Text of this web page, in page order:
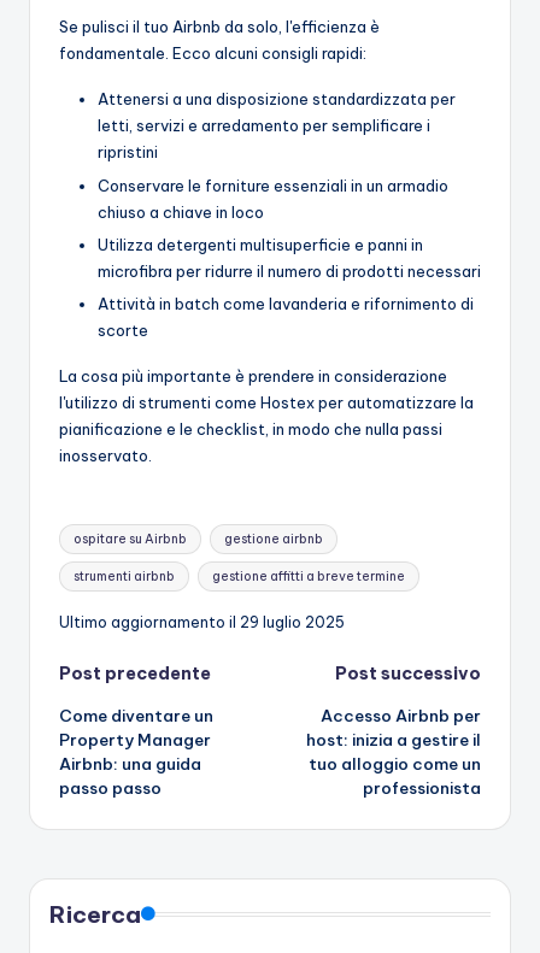
Se pulisci il tuo Airbnb da solo, l'efficienza è
fondamentale. Ecco alcuni consigli rapidi:
Attenersi a una disposizione standardizzata per
letti, servizi e arredamento per semplificare i
ripristini
Conservare le forniture essenziali in un armadio
chiuso a chiave in loco
Utilizza detergenti multisuperficie e panni in
microfibra per ridurre il numero di prodotti necessari
Attività in batch come lavanderia e rifornimento di
scorte
La cosa più importante è prendere in considerazione
l'utilizzo di strumenti come Hostex per automatizzare la
pianificazione e le checklist, in modo che nulla passi
inosservato.
Tag:
ospitare su Airbnb gestione airbnb
strumenti airbnb gestione affitti a breve termine
Ultimo aggiornamento il 29 luglio 2025
Navigazione
articoli
Post precedente
Come diventare un
Property Manager
Airbnb: una guida
passo passo
Post successivo
Accesso Airbnb per
host: inizia a gestire il
tuo alloggio come un
professionista
Ricerca